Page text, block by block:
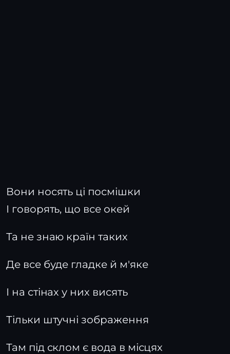
Вони носять ці посмішки
І говорять, що все окей
Та не знаю країн таких
Де все буде гладке й м'яке
І на стінах у них висять
Тільки штучні зображення
Там під склом є вода в місцях